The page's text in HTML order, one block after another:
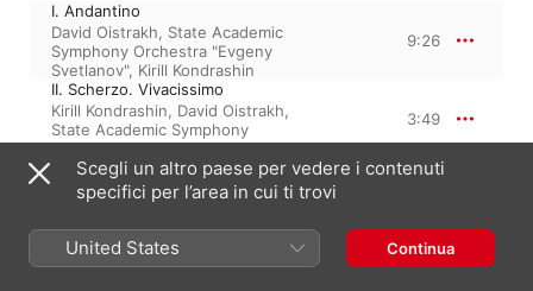
I. Andantino
David Oistrakh, State Academic
Symphony Orchestra "Evgeny
Svetlanov", Kirill Kondrashin
9:26
II. Scherzo. Vivacissimo
Kirill Kondrashin, David Oistrakh,
State Academic Symphony
Orchestra "Evgeny Svetlanov"
3:49
III. Moderato. Allegro moderato
State Academic Symphony
Orchestra "Evgeny Svetlanov"
Kondrashin,David Oistrakh
Scegli un altro paese per vedere i contenuti
specifici per l’area in cui ti trovi
United States Continua